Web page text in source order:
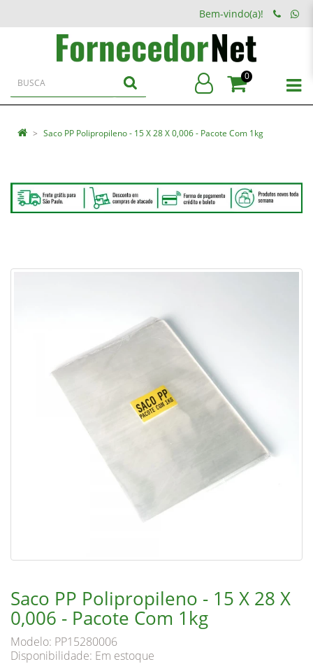
Bem-vindo(a)!
0
Saco PP Polipropileno - 15 X 28 X 0,006 - Pacote Com 1kg
Saco PP Polipropileno - 15 X 28 X
0,006 - Pacote Com 1kg
Modelo: PP15280006
Disponibilidade: Em estoque